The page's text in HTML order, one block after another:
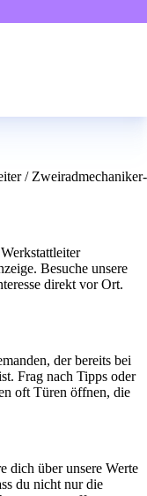
/ Zweiradmechaniker-
Besuche unsere
direkt vor Ort.
der bereits bei
Frag nach Tipps oder
oft Türen öffnen, die
dich über unsere Werte
du nicht nur die